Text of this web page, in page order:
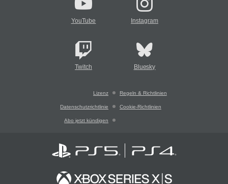
YouTube Instagram
Twitch Bluesky
Lizenz Regeln & Richtlinien
Datenschutzrichtlinie Cookie-Richtlinien
Abo jetzt kündigen